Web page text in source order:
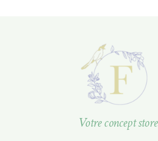
Votre concept store